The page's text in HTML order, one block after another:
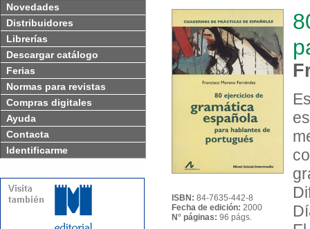
Novedades
Distribuidores
Librerías
Descargar catálogo
Ferias
Normas para revistas
Compras digitales
Ayuda
Contacta
Identificarme
ISBN: 84-7635-442-8
Fecha de edición: 2000
N° páginas: 96 págs.